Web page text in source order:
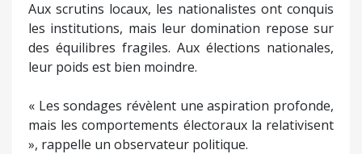
Aux scrutins locaux, les nationalistes ont conquis
les institutions, mais leur domination repose sur
des équilibres fragiles. Aux élections nationales,
leur poids est bien moindre.
« Les sondages révèlent une aspiration profonde,
mais les comportements électoraux la relativisent
», rappelle un observateur politique.